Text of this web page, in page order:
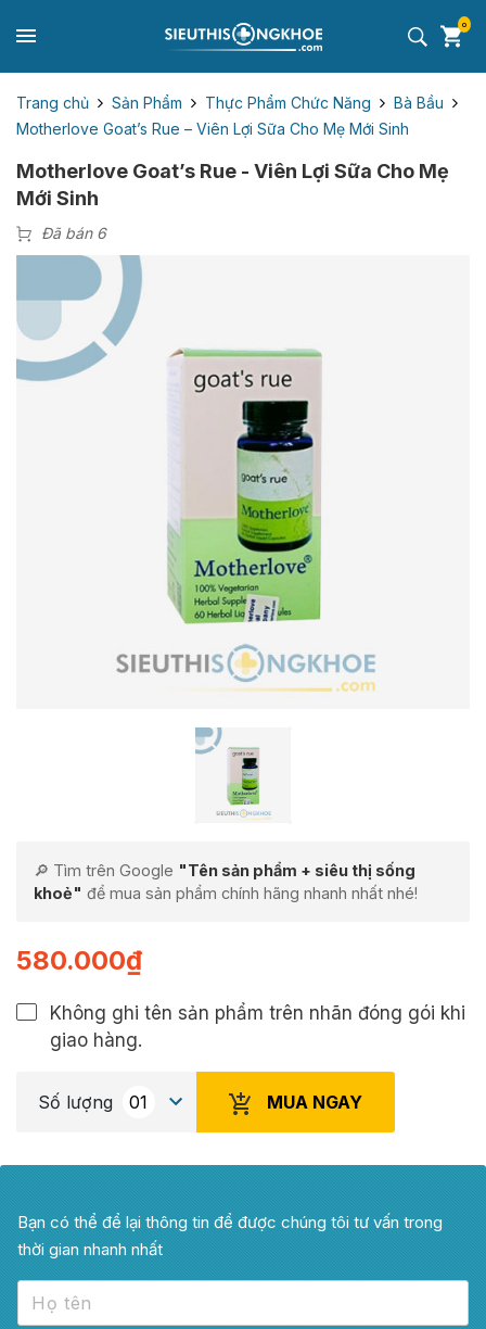
0
Trang chủ Sản Phẩm Thực Phẩm Chức Năng
Bà Bầu
Motherlove Goat’s Rue – Viên Lợi Sữa Cho Mẹ Mới Sinh
Motherlove Goat’s Rue - Viên Lợi Sữa Cho Mẹ
Mới Sinh
Đã bán 6
🔎 Tìm trên Google "Tên sản phẩm + siêu thị sống
khoẻ" để mua sản phẩm chính hãng nhanh nhất nhé!
580.000₫
Không ghi tên sản phẩm trên nhãn đóng gói khi
giao hàng.
Số lượng MUA NGAY
Bạn có thể để lại thông tin để được chúng tôi tư vấn trong
thời gian nhanh nhất